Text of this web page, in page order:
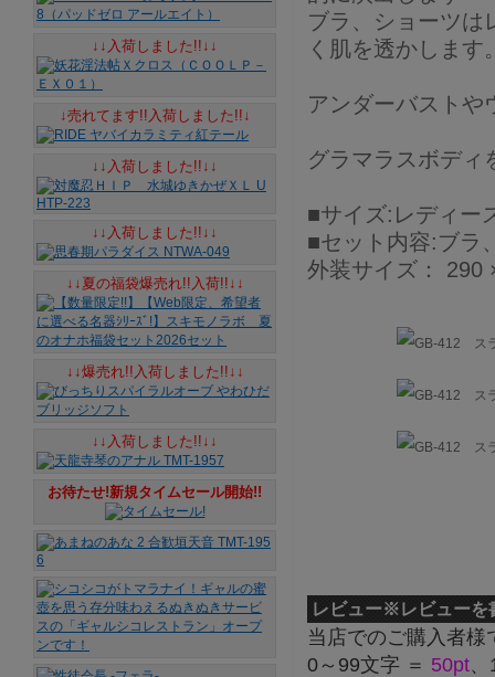
ブラ、ショーツは
く肌を透かします
アンダーバストや
グラマラスボディ
■サイズ:レディー
■セット内容:ブラ
外装サイズ： 290
レビュー※レビューを
当店でのご購入者
0～99文字 ＝ 50pt
↓↓入荷しました!!↓↓
↓売れてます!!入荷しました!!↓
↓↓入荷しました!!↓↓
↓↓入荷しました!!↓↓
↓↓夏の福袋爆売れ!!入荷!!↓↓
↓↓爆売れ!!入荷しました!!↓↓
↓↓入荷しました!!↓↓
お待たせ!新規タイムセール開始!!